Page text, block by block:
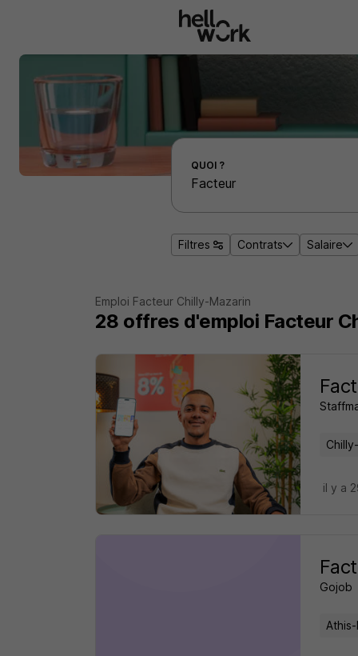
Effectuer une recherche d'emploi par localité
QUOI ?
Filtres Contrats Salaire
Emploi Facteur Chilly-Mazarin
28 offres d'emploi Facteur
il y a
Gojob